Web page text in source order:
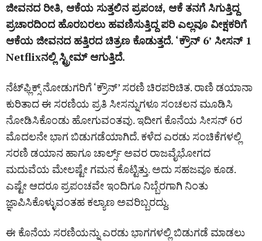
ಜೀವನದ ರೀತಿ, ಆಕೆಯ ಸುತ್ತಲಿನ ಪ್ರಪಂಚ, ಆಕೆ ತನಗೆ ಸಿಗುತ್ತಿದ್ದ
ಪ್ರಚಾರದಿಂದ ಹೊರಬರಲು ಹವಣಿಸುತ್ತಿದ್ದ ಪರಿ ಎಲ್ಲವೂ ವೀಕ್ಷಕರಿಗೆ
ಆಕೆಯ ಜೀವನದ ಹತ್ತಿರದ ಚಿತ್ರಣ ಕೊಡುತ್ತದೆ. ‘ಕ್ರೌನ್‌ 6’ ಸೀಸನ್‌ 1
Netflixನಲ್ಲಿ ಸ್ಟ್ರೀಮ್‌ ಆಗುತ್ತಿದೆ.
ನೆಟ್‌ಫ್ಲಿಕ್ಸ್‌ ನೋಡುಗರಿಗೆ ‘ಕ್ರೌನ್’ ಸರಣಿ ಚಿರಪರಿಚಿತ. ರಾಣಿ ಡಯಾನಾ
ಕುರಿತಾದ ಈ ಸರಣಿಯ ಪ್ರತಿ ಸೀಸನ್ನುಗಳೂ ಸಂಚಲನ ಮೂಡಿಸಿ
ನೋಡಿಸಿಕೊಂಡು ಹೋಗುವಂತವು. ಇದೀಗ ಕೊನೆಯ ಸೀಸನ್ 6ರ
ಮೊದಲನೇ ಭಾಗ ಬಿಡುಗಡೆಯಾಗಿದೆ. ಕಳೆದ ಎರಡು ಸಂಚಿಕೆಗಳಲ್ಲಿ
ಸರಣಿ ಡಯಾನ ಹಾಗೂ ಚಾರ್ಲ್ಸ್ ಅವರ ರಾಜವೈಭೋಗದ
ಮದುವೆಯ ಮೇಲಷ್ಟೇ ಗಮನ ಕೊಟ್ಟಿತ್ತು. ಅದು ಸಹಜವೂ ಕೂಡ.
ಎಷ್ಟೇ ಆದರೂ ಪ್ರಪಂಚವೇ ಇಂದಿಗೂ ನಿಬ್ಬೆರಗಾಗಿ ನಿಂತು
ಜ್ಞಾಪಿಸಿಕೊಳ್ಳುವಂತಹ ಕಲ್ಯಾಣ ಅವರಿಬ್ಬರದ್ದು.
ಈ ಕೊನೆಯ ಸರಣಿಯನ್ನು ಎರಡು ಭಾಗಗಳಲ್ಲಿ ಬಿಡುಗಡೆ ಮಾಡಲು